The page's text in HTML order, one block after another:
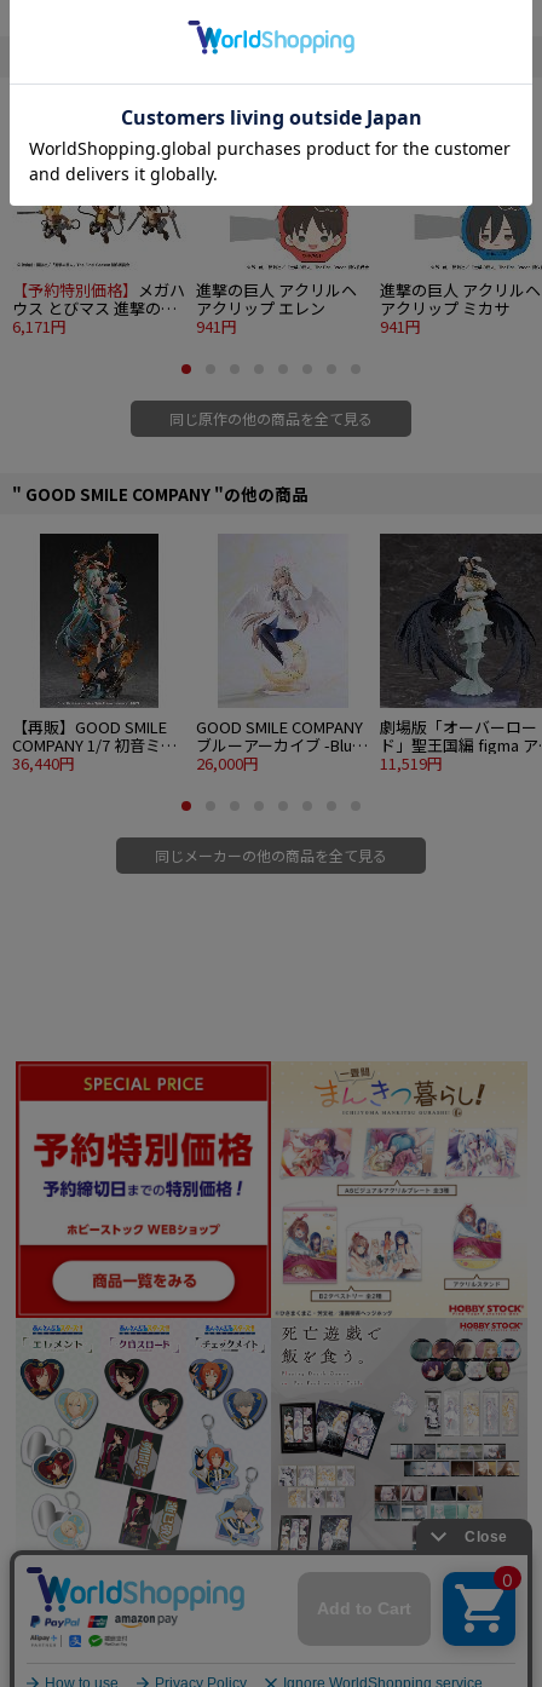
ン」「クリスタ・レンズ」の7種＋シークレット1種。
各キャラクターの顔の表と裏に2種類の表情が描かれているので、その日の気分
■ストラップ型トレーディングラバーアクセサリー
■サイズ：約45mm(キャラによって若干異なります)
■1BOX8個入り(全7種＋シークレット1種)
©諫山創・講談社 / 「進撃の巨人」製作委員会
" 進撃の巨人 "の他の商品
【予約特別価格】 メガハ
ウス とびマス 進撃の巨
人 6個入り1BOX
6,171円
進撃の巨人 アクリルヘ
アクリップ エレン
941円
進撃の巨人 アクリルヘ
アクリップ ミカサ
941円
同じ原作の他の商品を全て見る
" GOOD SMILE COMPANY "の他の商品
【再販】GOOD SMILE
COMPANY 1/7 初音ミク
十面埋伏Ver.
36,440円
GOOD SMILE COMPANY
ブルーアーカイブ -Blue
Archive- G.S.Collection
26,000円
劇場版「オーバーロー
ド」聖王国編 figma
ベド
11,519円
同じメーカーの他の商品を全て見る